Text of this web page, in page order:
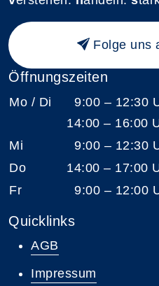
Folge uns
Öffnungszeiten
Mo / Di
9:00 – 12:30
14:00 – 16:00
Mi
9:00 – 12:30
Do
14:00 – 17:00
Fr
9:00 – 12:00
Quicklinks
AGB
Impressum